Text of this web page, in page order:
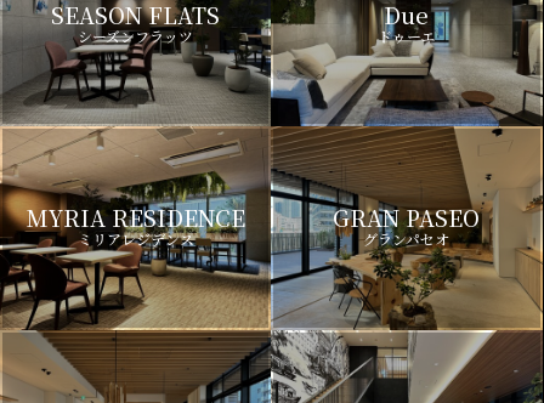
SEASON FLATS
シーズンフラッツ
Due
ドゥーエ
MYRIA RESIDENCE
ミリアレジデンス
GRAN PASEO
グランパセオ